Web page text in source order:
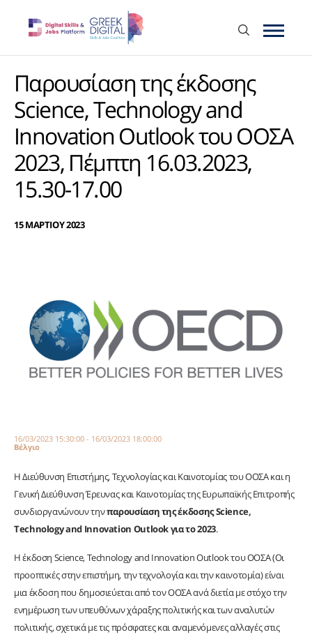
Παρουσίαση της έκδοσης
Science, Technology and
Innovation Outlook του ΟΟΣΑ
2023, Πέμπτη 16.03.2023,
15.30-17.00
15 ΜΑΡΤΙΟΥ 2023
16/03/2023 15:30:00 - 16/03/2023 18:00:00
Βέλγιο
Η Διεύθυνση Επιστήμης, Τεχνολογίας και Καινοτομίας του ΟΟΣΑ και η
Γενική Διεύθυνση Έρευνας και Καινοτομίας της Ευρωπαϊκής Επιτροπής
συνδιοργανώνουν τηνπαρουσίαση της έκδοσης Science,
Technology and Innovation Outlook για το 2023.
Η έκδοση Science, Technology and Innovation Outlook του ΟΟΣΑ (Οι
προοπτικές στην επιστήμη, την τεχνολογία και την καινοτομία) είναι
μια έκδοση που δημοσιεύεται από τον ΟΟΣΑ ανά διετία με στόχο την
ενημέρωση των υπευθύνων χάραξης πολιτικής και των αναλυτών
πολιτικής, σχετικά με τις πρόσφατες και αναμενόμενες αλλαγές στις